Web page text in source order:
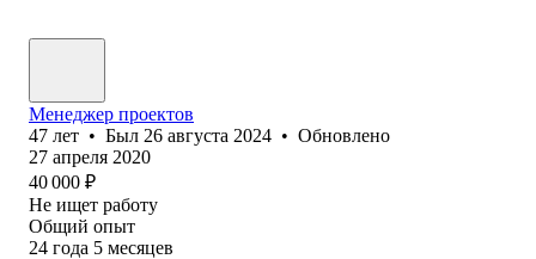
Менеджер проектов
47 лет • Был 26 августа 2024 • Обновлено
27 апреля 2020
40 000 ₽
Не ищет работу
Общий опыт
24 года 5 месяцев